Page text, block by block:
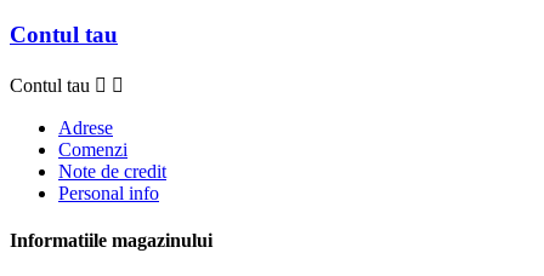
Contul tau
Contul tau  
Adrese
Comenzi
Note de credit
Personal info
Informatiile magazinului